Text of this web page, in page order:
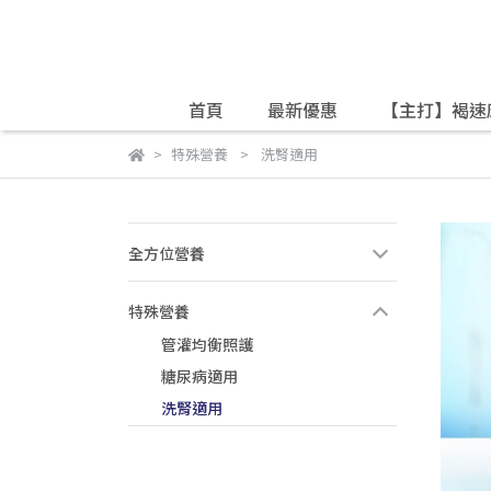
首頁 最新優惠 【主打】褐
特殊營養 洗腎適用
全方位營養
特殊營養
管灌均衡照護
糖尿病適用
洗腎適用